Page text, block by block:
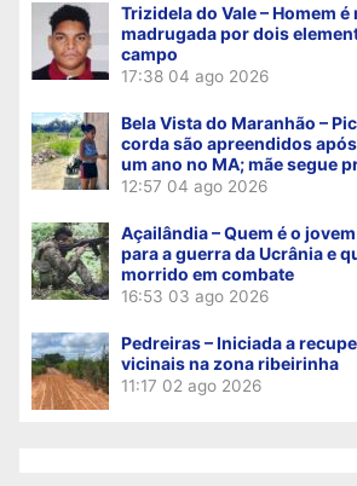
Trizidela do Vale – Homem
madrugada por dois
campo
17:38 04 ago 2026
Bela Vista do Maranhão –
corda são apreendidos
um ano no MA; mãe segue
12:57 04 ago 2026
Açailândia – Quem é o
para a guerra da Ucrânia e
morrido em combate
16:53 03 ago 2026
Pedreiras – Iniciada a
vicinais na zona ribeirinha
11:17 02 ago 2026